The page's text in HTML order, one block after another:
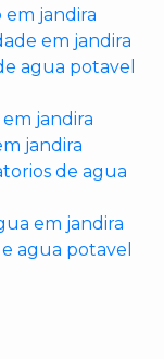
em jandira
em jandira
agua potavel
jandira
jandira
de agua
em jandira
agua potavel